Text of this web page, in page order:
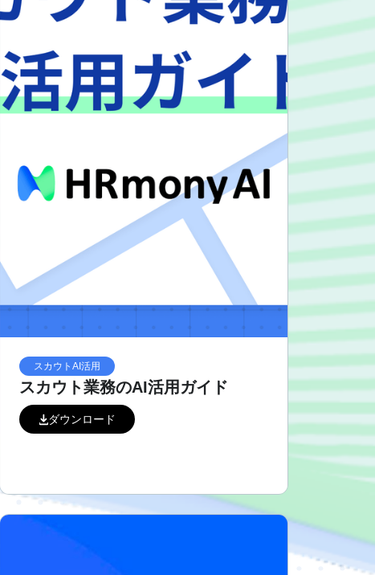
スカウトAI活用
スカウト業務のAI活用ガイド
ダウンロード